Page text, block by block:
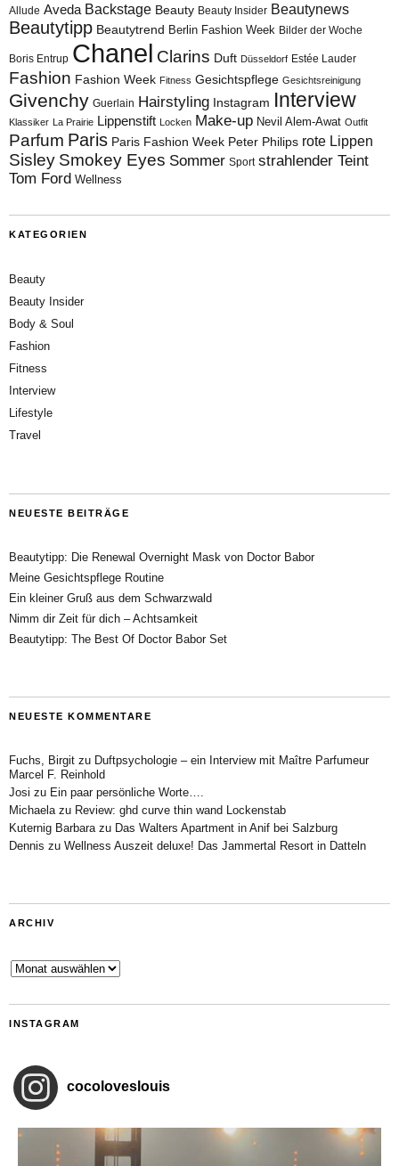
Allude Aveda Backstage Beauty Beauty Insider Beautynews
Beautytipp Beautytrend Berlin Fashion Week Bilder der Woche
Boris Entrup Chanel Clarins Duft Düsseldorf Estée Lauder
Fashion Fashion Week Fitness Gesichtspflege Gesichtsreinigung
Givenchy Guerlain Hairstyling Instagram Interview
Klassiker La Prairie Lippenstift Locken Make-up Nevil Alem-Awat Outfit
Parfum Paris Paris Fashion Week Peter Philips rote Lippen
Sisley Smokey Eyes Sommer Sport strahlender Teint
Tom Ford Wellness
KATEGORIEN
Beauty
Beauty Insider
Body & Soul
Fashion
Fitness
Interview
Lifestyle
Travel
NEUESTE BEITRÄGE
Beautytipp: Die Renewal Overnight Mask von Doctor Babor
Meine Gesichtspflege Routine
Ein kleiner Gruß aus dem Schwarzwald
Nimm dir Zeit für dich – Achtsamkeit
Beautytipp: The Best Of Doctor Babor Set
NEUESTE KOMMENTARE
Fuchs, Birgit zu Duftpsychologie – ein Interview mit Maître Parfumeur
Marcel F. Reinhold
Josi zu Ein paar persönliche Worte….
Michaela zu Review: ghd curve thin wand Lockenstab
Kuternig Barbara zu Das Walters Apartment in Anif bei Salzburg
Dennis zu Wellness Auszeit deluxe! Das Jammertal Resort in Datteln
ARCHIV
Archiv
INSTAGRAM
cocoloveslouis